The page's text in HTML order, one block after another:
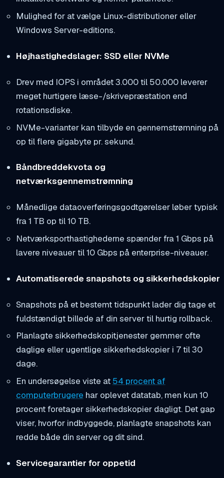
Mulighed for at vælge Linux-distributioner eller
Windows Server-editions.
Højhastighedslager: SSD eller NVMe
Drev med IOPS i området 3.000 til 50.000 leverer
meget hurtigere læse-/skrivepræstation end
rotationsdiske.
NVMe-varianter kan tilbyde en gennemstrømning på
op til flere gigabyte pr. sekund.
Båndbreddekvota og
netværksgennemstrømning
Månedlige dataoverføringsgodtgørelser løber typisk
fra 1 TB op til 10 TB.
Netværksporthastighederne spænder fra 1 Gbps på
lavere niveauer til 10 Gbps på enterprise-niveauer.
Automatiserede snapshots og sikkerhedskopier
Snapshots på et bestemt tidspunkt lader dig tage et
fuldstændigt billede af din server til hurtig rollback.
Planlagte sikkerhedskopitjenester gemmer ofte
daglige eller ugentlige sikkerhedskopier i 7 til 30
dage.
En undersøgelse viste at 54 procent af
computerbrugere har oplevet datatab, men kun 10
procent foretager sikkerhedskopier dagligt. Det gap
viser, hvorfor indbyggede, planlagte snapshots kan
redde både din server og dit sind.
Servicegarantier for oppetid